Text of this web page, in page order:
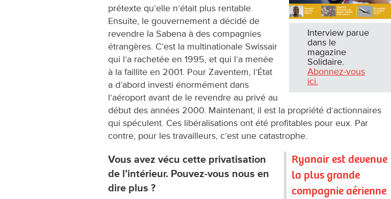
Interview parue
dans le
magazine
Solidaire.
Abonnez-vous
ici.
prétexte qu’elle n’était plus rentable.
Ensuite, le gouvernement a décidé de
revendre la Sabena à des compagnies
étrangères. C’est la multinationale Swissair
qui l’a rachetée en 1995, et qui l’a menée
à la faillite en 2001. Pour Zaventem, l’État
a d’abord investi énormément dans
l’aéroport avant de le revendre au privé au
début des années 2000. Maintenant, il est la propriété d’actionnaires
qui spéculent. Ces libéralisations ont été profitables pour eux. Par
contre, pour les travailleurs, c’est une catastrophe.
​Ryanair est devenue
la plus grande
compagnie aérienne
Vous avez vécu cette privatisation
de l’intérieur. Pouvez-vous nous en
dire plus ?